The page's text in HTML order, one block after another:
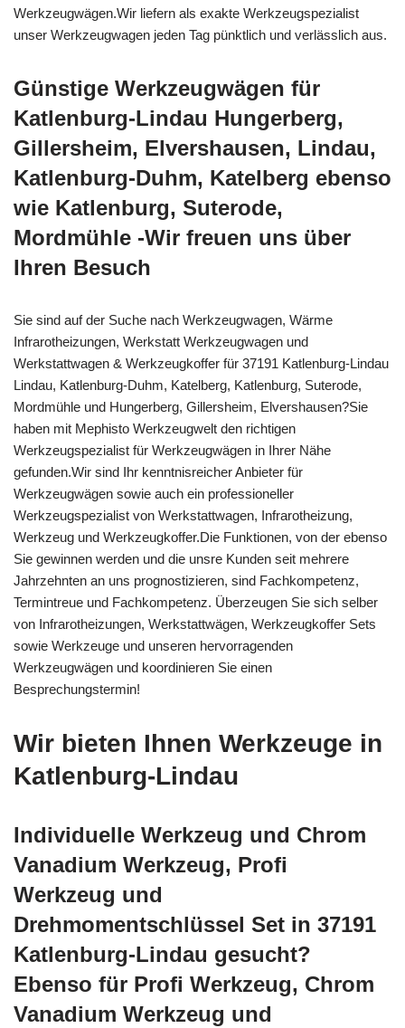
Werkzeugwägen.Wir liefern als exakte Werkzeugspezialist
unser Werkzeugwagen jeden Tag pünktlich und verlässlich aus.
Günstige Werkzeugwägen für
Katlenburg-Lindau Hungerberg,
Gillersheim, Elvershausen, Lindau,
Katlenburg-Duhm, Katelberg ebenso
wie Katlenburg, Suterode,
Mordmühle -Wir freuen uns über
Ihren Besuch
Sie sind auf der Suche nach Werkzeugwagen, Wärme
Infrarotheizungen, Werkstatt Werkzeugwagen und
Werkstattwagen & Werkzeugkoffer für 37191 Katlenburg-Lindau
Lindau, Katlenburg-Duhm, Katelberg, Katlenburg, Suterode,
Mordmühle und Hungerberg, Gillersheim, Elvershausen?Sie
haben mit Mephisto Werkzeugwelt den richtigen
Werkzeugspezialist für Werkzeugwägen in Ihrer Nähe
gefunden.Wir sind Ihr kenntnisreicher Anbieter für
Werkzeugwägen sowie auch ein professioneller
Werkzeugspezialist von Werkstattwagen, Infrarotheizung,
Werkzeug und Werkzeugkoffer.Die Funktionen, von der ebenso
Sie gewinnen werden und die unsre Kunden seit mehrere
Jahrzehnten an uns prognostizieren, sind Fachkompetenz,
Termintreue und Fachkompetenz. Überzeugen Sie sich selber
von Infrarotheizungen, Werkstattwägen, Werkzeugkoffer Sets
sowie Werkzeuge und unseren hervorragenden
Werkzeugwägen und koordinieren Sie einen
Besprechungstermin!
Wir bieten Ihnen Werkzeuge in
Katlenburg-Lindau
Individuelle Werkzeug und Chrom
Vanadium Werkzeug, Profi
Werkzeug und
Drehmomentschlüssel Set in 37191
Katlenburg-Lindau gesucht?
Ebenso für Profi Werkzeug, Chrom
Vanadium Werkzeug und